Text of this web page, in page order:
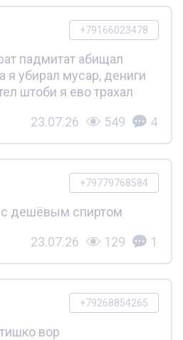
+79166023478
падмитат абищал
я убирал мусар, дениги
штоби я ево трахал
23.07.26 549 4
+79779768584
с дешёвым спиртом
23.07.26 129 1
+79268854265
вор